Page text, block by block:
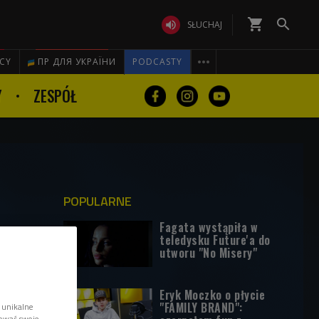
 SŁUCHAJ shopping_cart 
ПР ДЛЯ УКРАЇНИ PODCASTY 
ZESPÓŁ
POPULARNE
Fagata wystąpiła w
teledysku Future'a do
utworu "No Misery"
Eryk Moczko o płycie
"FAMILY BRAND":